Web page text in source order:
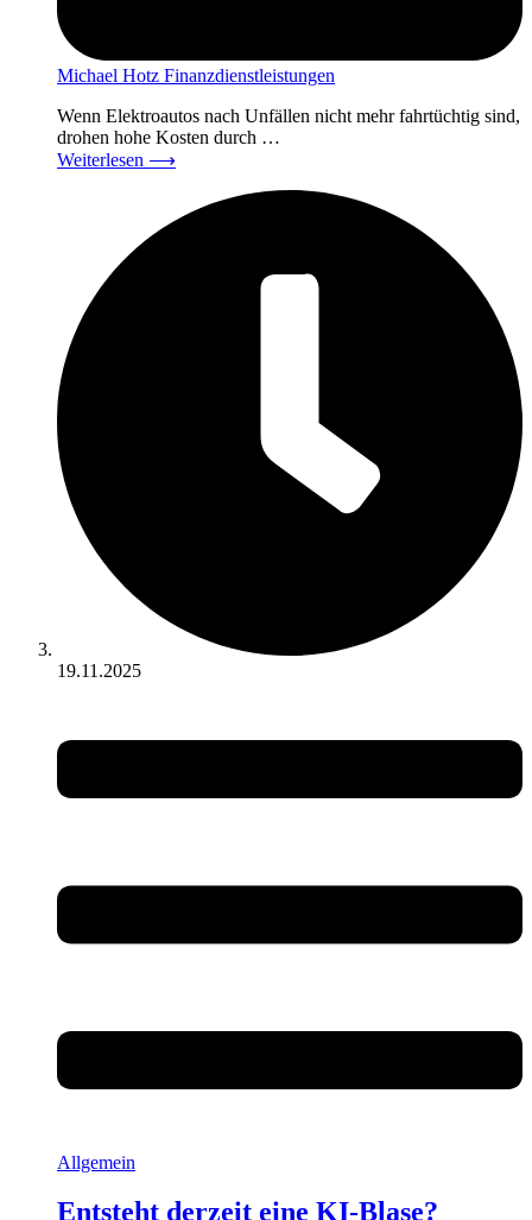
Michael Hotz Finanzdienstleistungen
Wenn Elektroautos nach Unfällen nicht mehr fahrtüchtig sind,
drohen hohe Kosten durch …
Weiterlesen ⟶
19.11.2025
Allgemein
Entsteht derzeit eine KI-Blase?